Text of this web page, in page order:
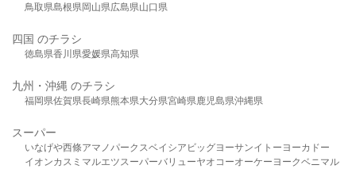
鳥取県島根県岡山県広島県山口県
四国 のチラシ
徳島県香川県愛媛県高知県
九州・沖縄 のチラシ
福岡県佐賀県長崎県熊本県大分県宮崎県鹿児島県沖縄県
スーパー
いなげや西條アマノパークスベイシア ビッグヨーサンイトーヨーカドー
イオンカスミ マルエツスーパーバリューヤオコーオーケー ヨークベニマル